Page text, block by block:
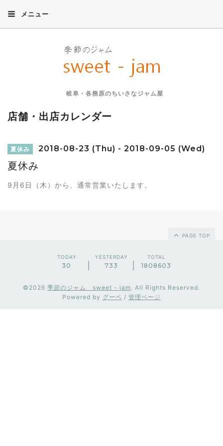
メニュー
岐阜・各務原のちいさなジャム屋
店舗・出店カレンダー
夏休み 2018-08-23 (Thu) - 2018-09-05 (Wed)
夏休み
9月6日（木）から、通常営業いたします。
PAGE TOP
TODAY
30
YESTERDAY
733
TOTAL
1808603
©2026 季節のジャム sweet - jam. All Rights Reserved.
Powered by グーペ / 管理ページ